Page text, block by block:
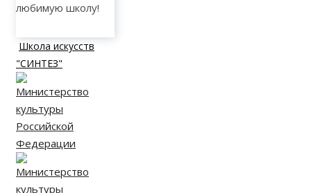
любимую школу!
Школа искусств
"СИНТЕЗ"